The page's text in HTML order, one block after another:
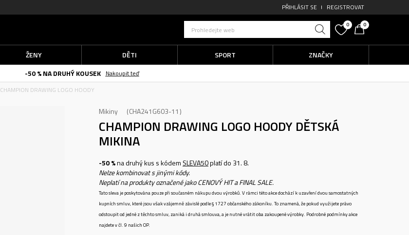
PŘIHLÁSIT SE REGISTROVAT
Prohledejte web
0 0
ŽENY DĚTI SPORT
ZNAČKY
-50 % NA DRUHÝ KOUSEK
Nakoupit teď
CHAMPION DRAWING LOGO HOODY
Mikiny CHA241G603-11
CHAMPION DRAWING LOGO HOODY DĚTSKÁ
MIKINA
-50 %na druhý kus s kódem SLEVA50platí do 31. 8.
Nelze kombinovat s jinými kódy.
Neplatí na produkty označené jako CENOVÝ HIT a FINAL SALE.
Tato sleva je poskytována pouze při současném nákupu dvou výrobků. V rámci této akce dochází k uzavření dvou samostatných
kupních smluv, které jsou však vzájemně závislé podle § 1727 občanského zákoníku. To znamená, že pokud využijete právo
odstoupit od jedné z těchto smluv, zaniká i druhá smlouva, a je nutné vrátit oba zakoupené výrobky. Podrobné podmínky akce
najdete v čl. 9 našich OP.